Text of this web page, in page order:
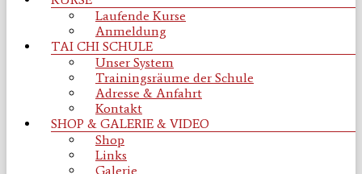
WhiteCrane
Laufende Kurse
Anmeldung
TAI CHI SCHULE
Unser System
Trainingsräume der Schule
Adresse & Anfahrt
Kontakt
SHOP & GALERIE & VIDEO
Shop
Links
Galerie